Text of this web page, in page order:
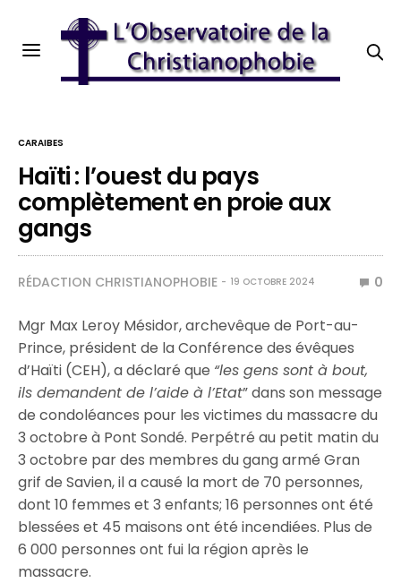
CARAIBES
Haïti : l’ouest du pays
complètement en proie aux
gangs
RÉDACTION CHRISTIANOPHOBIE 19 OCTOBRE 2024 0
Mgr Max Leroy Mésidor, archevêque de Port-au-
Prince, président de la Conférence des évêques
d’Haïti (CEH), a déclaré que “les gens sont à bout,
ils demandent de l’aide à l’Etat” dans son message
de condoléances pour les victimes du massacre du
3 octobre à Pont Sondé. Perpétré au petit matin du
3 octobre par des membres du gang armé Gran
grif de Savien, il a causé la mort de 70 personnes,
dont 10 femmes et 3 enfants; 16 personnes ont été
blessées et 45 maisons ont été incendiées. Plus de
6 000 personnes ont fui la région après le
massacre.